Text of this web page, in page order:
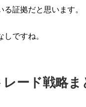
証拠だと思います。
ですね。
ード戦略ま